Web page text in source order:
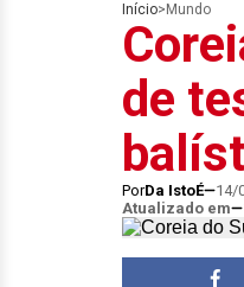
Início> Mundo
de
PorDa IstoÉ 14/
Atualizado em